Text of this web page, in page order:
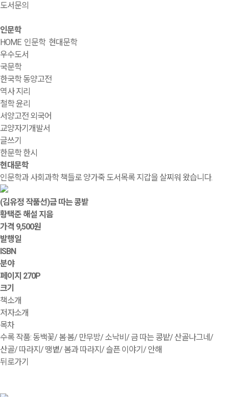
도서문의
인문학
HOME 인문학 현대문학
우수도서
국문학
한국학 동양고전
역사 지리
철학 윤리
서양고전 외국어
교양자기개발서
글쓰기
한문학 한시
현대문학
인문학과 사회과학 책들로 양가죽 도서목록 지갑을 살찌워 왔습니다.
(김유정 작품선)금 따는 콩밭
황택준 해설 지음
가격 9,500원
발행일
ISBN
분야
페이지 270P
크기
책소개
저자소개
목차
수록 작품: 동백꽃/ 봄·봄/ 만무방/ 소낙비/ 금 따는 콩밭/ 산골나그네/
산골/ 따라지/ 땡볕/ 봄과 따라지/ 슬픈 이야기/ 안해
뒤로가기